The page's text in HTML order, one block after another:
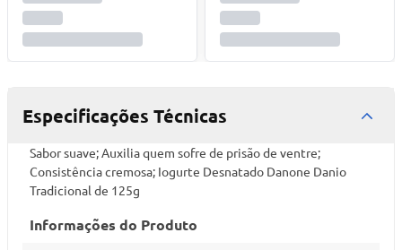
Especificações Técnicas
Sabor suave; Auxilia quem sofre de prisão de ventre;
Consistência cremosa; Iogurte Desnatado Danone Danio
Tradicional de 125g
Informações do Produto